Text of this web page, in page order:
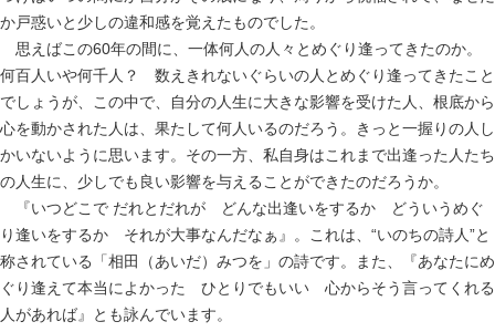
か戸惑いと少しの違和感を覚えたものでした。
思えばこの60年の間に、一体何人の人々とめぐり逢ってきたのか。
何百人いや何千人？ 数えきれないぐらいの人とめぐり逢ってきたこと
でしょうが、この中で、自分の人生に大きな影響を受けた人、根底から
心を動かされた人は、果たして何人いるのだろう。きっと一握りの人し
かいないように思います。その一方、私自身はこれまで出逢った人たち
の人生に、少しでも良い影響を与えることができたのだろうか。
『 いつどこで だれとだれが どんな出逢いをするか どういうめぐ
り逢いをするか それが大事なんだなぁ』。これは、“いのちの詩人”と
称されている「相田（あいだ）みつを」の詩です。また、『あなたにめ
ぐり逢えて本当によかった ひとりでもいい 心からそう言ってくれる
人があれば』とも詠んでいます。